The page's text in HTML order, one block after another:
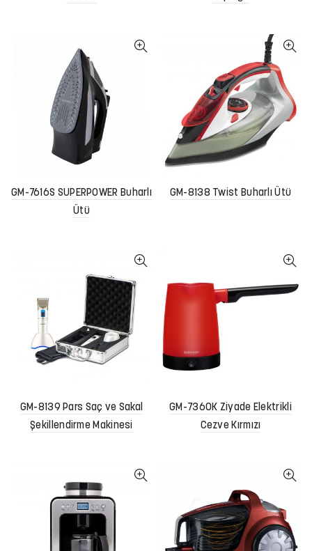
GM-7616S SUPERPOWER Buharlı
Ütü
GM-8138 Twist Buharlı Ütü
GM-8139 Pars Saç ve Sakal
Şekillendirme Makinesi
GM-7360K Ziyade Elektrikli
Cezve Kırmızı